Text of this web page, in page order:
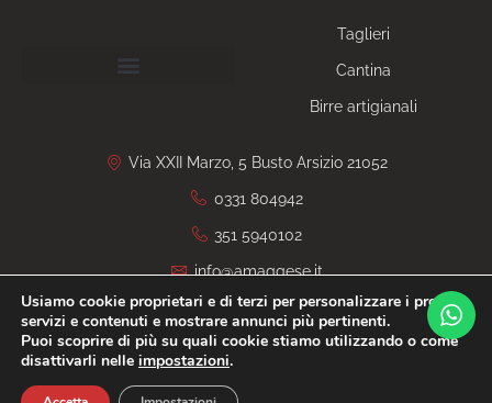
Taglieri
Cantina
Birre artigianali
Via XXII Marzo, 5 Busto Arsizio 21052
0331 804942
351 5940102
info@amaggese.it
Privacy PolicyP.iva 03725860120SalumeriaDegusteria
GastronomiaAperitivoApericenaCocktail
Sito CERTIFICATO
Usiamo cookie proprietari e di terzi per personalizzare i propri
servizi e contenuti e mostrare annunci più pertinenti.
Puoi scoprire di più su quali cookie stiamo utilizzando o come
disattivarli nelle impostazioni.